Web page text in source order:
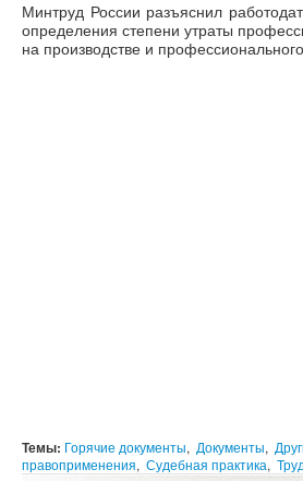
Минтруд России разъяснил
определения степени утраты
на производстве и
Темы: Горячие документы, Документы,
правоприменения, Судебная практика,